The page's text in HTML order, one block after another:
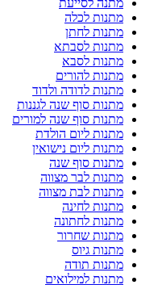
מתנה לסייעת
מתנות לכלה
מתנות לחתן
מתנות לסבתא
מתנות לסבא
מתנות להורים
מתנות לדודה ולדוד
מתנות סוף שנה לגננות
מתנות סוף שנה למורים
מתנות ליום הולדת
מתנות ליום נישואין
מתנות סוף שנה
מתנות לבר מצווה
מתנות לבת מצווה
מתנות לחינה
מתנות לחתונה
מתנות שחרור
מתנות גיוס
מתנות תודה
מתנות למילואים